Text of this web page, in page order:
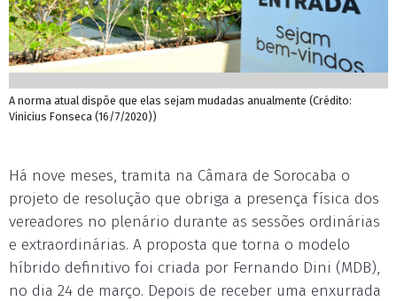
A norma atual dispõe que elas sejam mudadas anualmente (Crédito:
Vinicius Fonseca (16/7/2020))
Há nove meses, tramita na Câmara de Sorocaba o
projeto de resolução que obriga a presença física dos
vereadores no plenário durante as sessões ordinárias
e extraordinárias. A proposta que torna o modelo
híbrido definitivo foi criada por Fernando Dini (MDB),
no dia 24 de março. Depois de receber uma enxurrada